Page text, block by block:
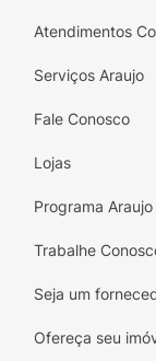
Atendimentos
Serviços Araujo
Fale Conosco
Lojas
Programa
Trabalhe
Seja um
Ofereça seu